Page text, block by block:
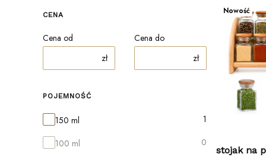
CENA
Cena od
zł
Cena do
zł
POJEMNOŚĆ
Pojemność
150 ml 1
100 ml 0
Nowość
stojak na